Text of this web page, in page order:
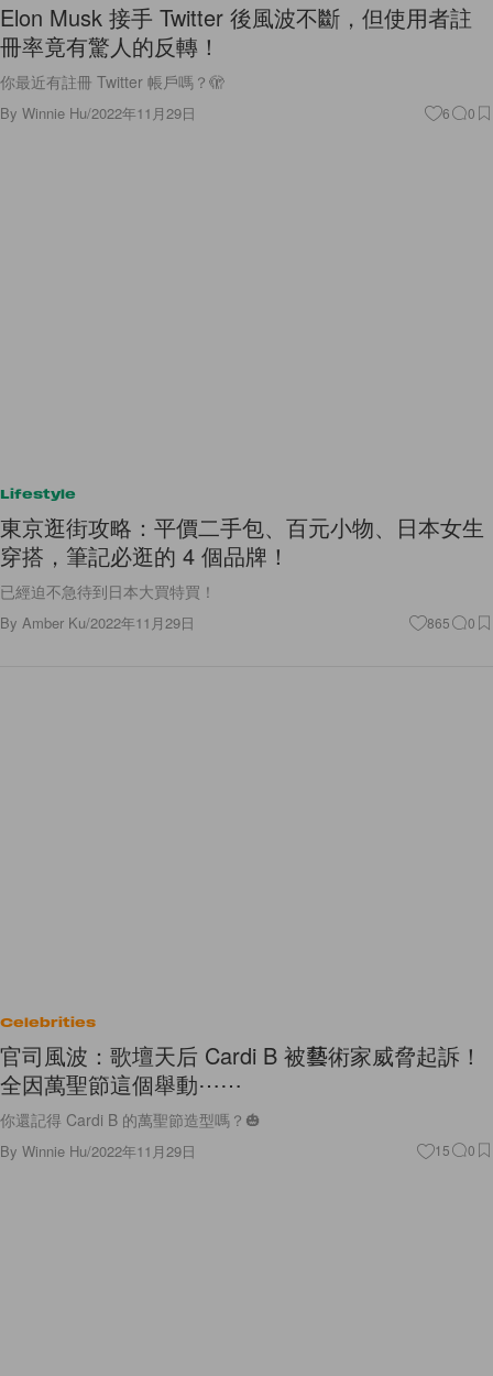
Elon Musk 接手 Twitter 後風波不斷，但使用者註
冊率竟有驚人的反轉！
你最近有註冊 Twitter 帳戶嗎？🫣
By Winnie Hu/2022年11月29日 6 0
Lifestyle
東京逛街攻略：平價二手包、百元小物、日本女生
穿搭，筆記必逛的 4 個品牌！
已經迫不急待到日本大買特買！
By Amber Ku/2022年11月29日 865 0
Celebrities
官司風波：歌壇天后 Cardi B 被藝術家威脅起訴！
全因萬聖節這個舉動⋯⋯
你還記得 Cardi B 的萬聖節造型嗎？🎃
By Winnie Hu/2022年11月29日 15 0